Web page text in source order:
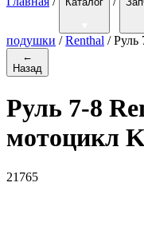
подушки / Renthal / Руль
←
Назад
Руль 7-8
мотоцикл
21765